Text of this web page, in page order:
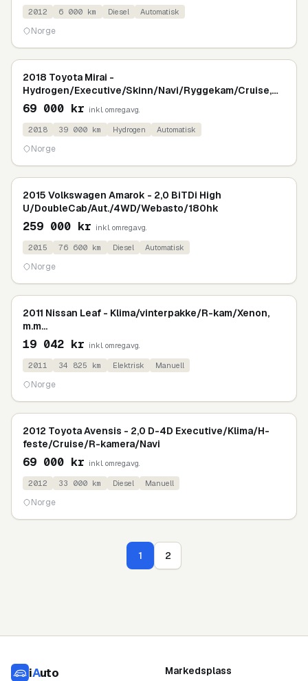
2012 6 000 km Diesel Automatisk
Norge
2018 Toyota Mirai -
Hydrogen/Executive/Skinn/Navi/Ryggekam/Cruise,
m.m...
69 000 kr inkl. omreg.avg.
2018 39 000 km Hydrogen Automatisk
Norge
2015 Volkswagen Amarok - 2,0 BiTDi High
U/DoubleCab/Aut./4WD/Webasto/180hk
259 000 kr inkl. omreg.avg.
2015 76 600 km Diesel Automatisk
Norge
2011 Nissan Leaf - Klima/vinterpakke/R-kam/Xenon,
m.m...
19 042 kr inkl. omreg.avg.
2011 34 825 km Elektrisk Manuell
Norge
2012 Toyota Avensis - 2,0 D-4D Executive/Klima/H-
feste/Cruise/R-kamera/Navi
69 000 kr inkl. omreg.avg.
2012 33 000 km Diesel Manuell
Norge
1 2
iAuto Markedsplass